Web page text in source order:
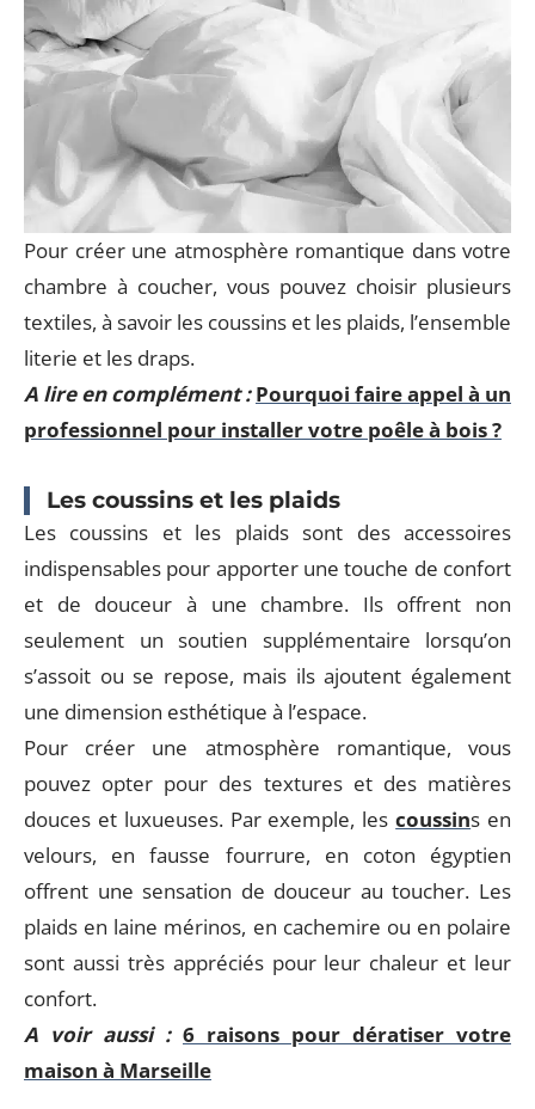
Pour créer une atmosphère romantique dans votre
chambre à coucher, vous pouvez choisir plusieurs
textiles, à savoir les coussins et les plaids, l’ensemble
literie et les draps.
A lire en complément : Pourquoi faire appel à un
professionnel pour installer votre poêle à bois ?
Les coussins et les plaids
Les coussins et les plaids sont des accessoires
indispensables pour apporter une touche de confort
et de douceur à une chambre. Ils offrent non
seulement un soutien supplémentaire lorsqu’on
s’assoit ou se repose, mais ils ajoutent également
une dimension esthétique à l’espace.
Pour créer une atmosphère romantique, vous
pouvez opter pour des textures et des matières
douces et luxueuses. Par exemple, lescoussins en
velours, en fausse fourrure, en coton égyptien
offrent une sensation de douceur au toucher. Les
plaids en laine mérinos, en cachemire ou en polaire
sont aussi très appréciés pour leur chaleur et leur
confort.
A voir aussi : 6 raisons pour dératiser votre
maison à Marseille